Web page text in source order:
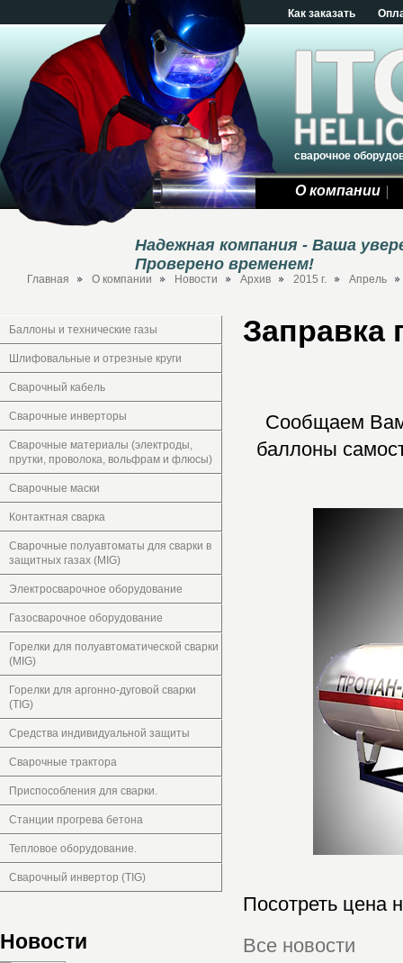
Как заказать
сварочное
О компании
Надежная компания - Ваша
Проверено временем!
Главная О компании Новости Архив 2015 г. Апрель
Баллоны и технические газы
Шлифовальные и отрезные круги
Сварочный кабель
Сварочные инверторы
Сварочные материалы (электроды,
прутки, проволока, вольфрам и флюсы)
Сварочные маски
Контактная сварка
Сварочные полуавтоматы для сварки в
защитных газах (MIG)
Электросварочное оборудование
Газосварочное оборудование
Горелки для полуавтоматической сварки
(MIG)
Горелки для аргонно-дуговой сварки
(TIG)
Средства индивидуальной защиты
Сварочные трактора
Приспособления для сварки.
Станции прогрева бетона
Тепловое оборудование.
Сварочный инвертор (TIG)
Новости
Заправка
Сообщаем Вам
баллоны
Посотреть цена
Все новости